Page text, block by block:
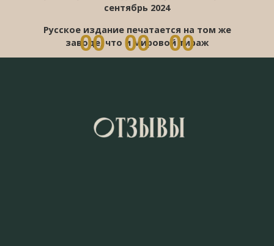
сентябрь 2024
Русское издание печатается на том же
заводе, что и мировой тираж
00 00 00